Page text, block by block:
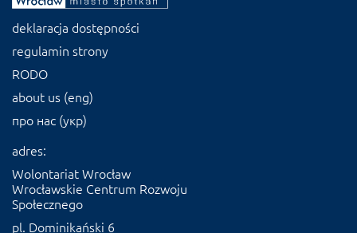
deklaracja dostępności
regulamin strony
RODO
about us (eng)
про нас (укр)
adres:
Wolontariat Wrocław
Wrocławskie Centrum Rozwoju
Społecznego
pl. Dominikański 6